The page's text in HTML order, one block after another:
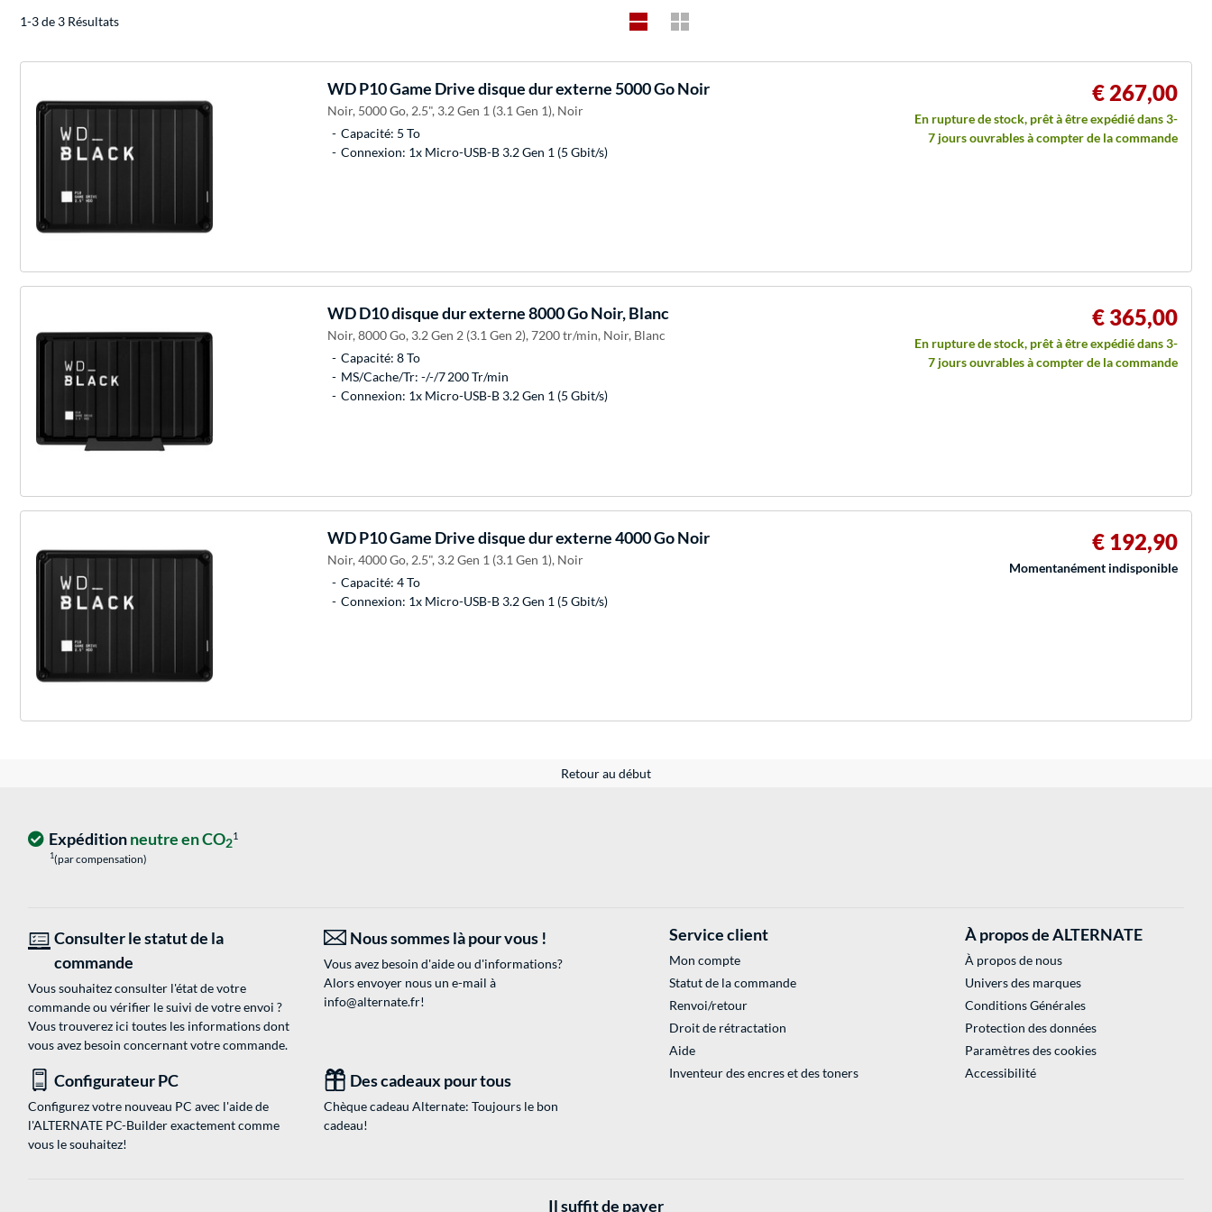
1-3 de 3 Résultats
WDP10 Game Drive disque dur externe 5000 Go Noir
Noir, 5000 Go, 2.5", 3.2 Gen 1 (3.1 Gen 1), Noir
Capacité: 5 To
Connexion: 1x Micro-USB-B 3.2 Gen 1 (5 Gbit/s)
€ 267,00
En rupture de stock, prêt à être expédié dans 3-
7 jours ouvrables à compter de la commande
WDD10 disque dur externe 8000 Go Noir, Blanc
Noir, 8000 Go, 3.2 Gen 2 (3.1 Gen 2), 7200 tr/min, Noir, Blanc
Capacité: 8 To
MS/Cache/Tr: -/-/7 200 Tr/min
Connexion: 1x Micro-USB-B 3.2 Gen 1 (5 Gbit/s)
€ 365,00
En rupture de stock, prêt à être expédié dans 3-
7 jours ouvrables à compter de la commande
WDP10 Game Drive disque dur externe 4000 Go Noir
Noir, 4000 Go, 2.5", 3.2 Gen 1 (3.1 Gen 1), Noir
Capacité: 4 To
Connexion: 1x Micro-USB-B 3.2 Gen 1 (5 Gbit/s)
€ 192,90
Momentanément indisponible
Retour au début
Expéditionneutre en CO21
1(par compensation)
Consulter le statut de la
commande
Vous souhaitez consulter l'état de votre
commande ou vérifier le suivi de votre envoi ?
Vous trouverez ici toutes les informations dont
vous avez besoin concernant votre commande.
Nous sommes là pour vous !
Vous avez besoin d'aide ou d'informations?
Alors envoyer nous un e-mail à
info@alternate.fr!
Configurateur PC
Configurez votre nouveau PC avec l'aide de
l'ALTERNATE PC-Builder exactement comme
vous le souhaitez!
Des cadeaux pour tous
Chèque cadeau Alternate: Toujours le bon
cadeau!
Service client
Mon compte
Statut de la commande
Renvoi/retour
Droit de rétractation
Aide
Inventeur des encres et des toners
À propos de ALTERNATE
À propos de nous
Univers des marques
Conditions Générales
Protection des données
Paramètres des cookies
Accessibilité
Il suffit de payer